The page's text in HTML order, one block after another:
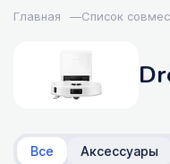
Главная —Список
Все Аксессуары